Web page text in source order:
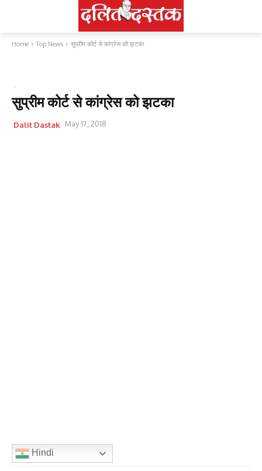
Home Top News सुप्रीम कोर्ट से कांग्रेस को झटका
सुप्रीम कोर्ट से कांग्रेस को झटका
Dalit Dastak May 17, 2018
Hindi